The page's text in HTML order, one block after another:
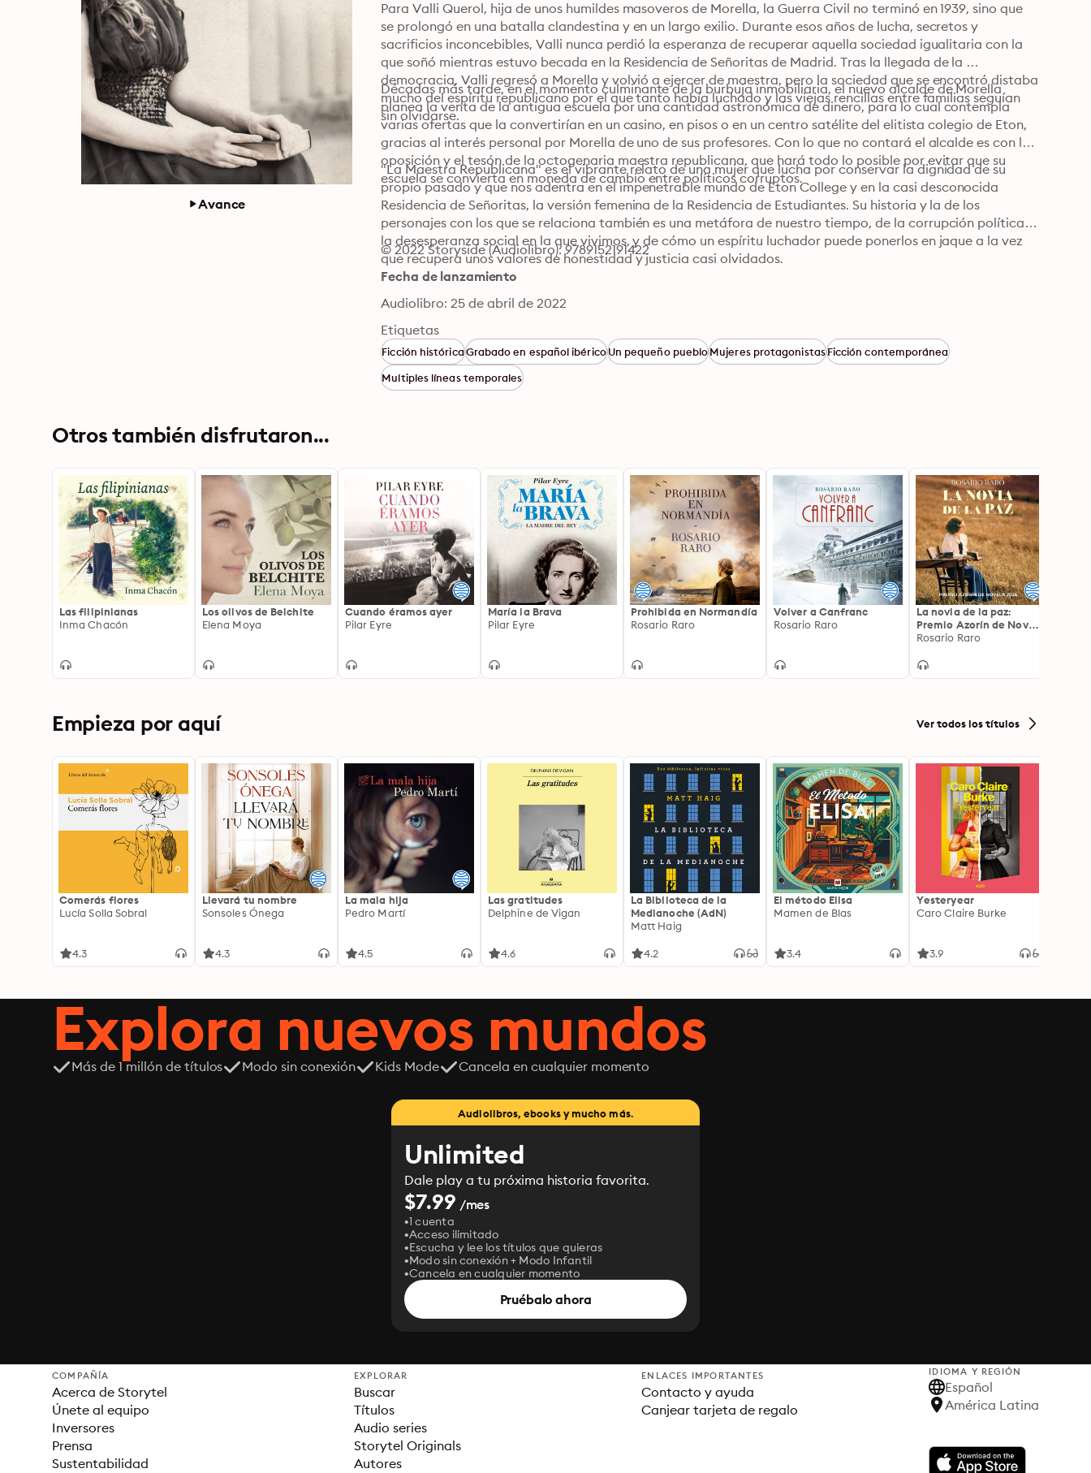
Avance
Para Valli Querol, hija de unos humildes masoveros de Morella, la Gue­rra Civil no terminó en 1939, sino que
se prolongó en una batalla clan­destina y en un largo exilio. Durante esos años de lucha, secretos y
sacrificios inconcebibles, Valli nunca perdió la esperanza de recuperar aquella sociedad igualitaria con la
que soñó mientras estuvo becada en la Residencia de Señoritas de Madrid. Tras la llegada de la
democracia, Va­lli regresó a Morella y volvió a ejercer de maestra, pero la sociedad que se encontró distaba
mucho del espíritu republicano por el que tanto había luchado y las viejas rencillas entre familias seguían
sin olvidarse.
Décadas más tarde, en el momento culminante de la burbuja inmobi­liaria, el nuevo alcalde de Morella
planea la venta de la antigua escuela por una cantidad astronómica de dinero, para lo cual contempla
varias ofertas que la convertirían en un casino, en pisos o en un centro satélite del elitista colegio de Eton,
gracias al interés personal por Morella de uno de sus profesores. Con lo que no contará el alcalde es con la
oposi­ción y el tesón de la octogenaria maestra republicana, que hará todo lo posible por evitar que su
escuela se convierta en moneda de cambio entre políticos corruptos.
"La Maestra Republicana" es el vibrante relato de una mujer que lucha por conservar la dignidad de su
propio pasado y que nos adentra en el impene­trable mundo de Eton College y en la casi desconocida
Residencia de Se­ñoritas, la versión femenina de la Residencia de Estudiantes. Su historia y la de los
personajes con los que se relaciona también es una metáfora de nuestro tiempo, de la corrupción política y
la desesperanza social en la que vivimos, y de cómo un espíritu luchador puede ponerlos en jaque a la vez
que recupera unos valores de honestidad y justicia casi olvidados.
© 2022 Storyside (Audiolibro): 9789152191422
Fecha de lanzamiento
Audiolibro: 25 de abril de 2022
Etiquetas
Ficción históricaGrabado en español ibéricoUn pequeño puebloMujeres protagonistasFicción contemporánea
Multiples líneas temporales
Otros también disfrutaron...
Las filipinianas
Inma Chacón
Los olivos de Belchite
Elena Moya
Cuando éramos ayer
Pilar Eyre
María la Brava
Pilar Eyre
Prohibida en Normandía
Rosario Raro
Volver a Canfranc
Rosario Raro
La novia de la paz:
Premio Azorín de Novela
2025
Rosario Raro
Empieza por aquí Ver todos los títulos
Comerás flores
Lucía Solla Sobral
4.3
Llevará tu nombre
Sonsoles Ónega
4.3
La mala hija
Pedro Martí
4.5
Las gratitudes
Delphine de Vigan
4.6
La Biblioteca de la
Medianoche (AdN)
Matt Haig
4.2
El método Elisa
Mamen de Blas
3.4
Yesteryear
Caro Claire Burke
3.9
Explora nuevos mundos
Más de 1 millón de títulos Modo sin conexión Kids Mode Cancela en cualquier momento
Audiolibros, ebooks y mucho más.
Unlimited
Dale play a tu próxima historia favorita.
$7.99 /mes
1 cuenta
Acceso ilimitado
Escucha y lee los títulos que quieras
Modo sin conexión + Modo Infantil
Cancela en cualquier momento
Pruébalo ahora
COMPAÑÍA
Acerca de Storytel
Únete al equipo
Inversores
Prensa
Sustentabilidad
EXPLORAR
Buscar
Títulos
Audio series
Storytel Originals
Autores
ENLACES IMPORTANTES
Contacto y ayuda
Canjear tarjeta de regalo
IDIOMA Y REGIÓN
Español
América Latina